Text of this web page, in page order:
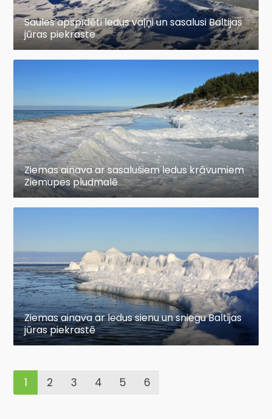
Saules apspīdēti ledus vaļņi un sasalusi Baltijas
jūras piekraste
Ziemas ainava ar sasalušiem ledus krāvumiem
Ziemupes pludmalē
Ziemas ainava ar ledus sienu un sniegu Baltijas
jūras piekrastē
1 2 3 4 5 6